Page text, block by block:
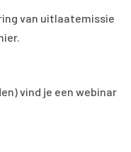
van uitlaatemissie
vind je een webinar